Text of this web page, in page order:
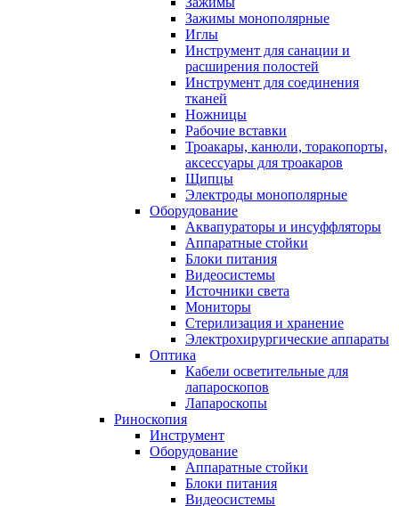
Зажимы монополярные
Иглы
Инструмент для санации и
расширения полостей
Инструмент для соединения
тканей
Ножницы
Рабочие вставки
Троакары, канюли, торакопорты,
аксессуары для троакаров
Щипцы
Электроды монополярные
Оборудование
Аквапураторы и инсуффляторы
Аппаратные стойки
Блоки питания
Видеосистемы
Источники света
Мониторы
Стерилизация и хранение
Электрохирургические аппараты
Оптика
Кабели осветительные для
лапароскопов
Лапароскопы
Риноскопия
Инструмент
Оборудование
Аппаратные стойки
Блоки питания
Видеосистемы